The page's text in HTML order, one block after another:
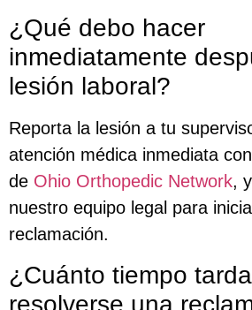
¿Qué debo hacer
inmediatamente
lesión laboral?
Reporta la lesión a tu
atención médica inmediata
de Ohio Orthopedic Network,
nuestro equipo legal para
reclamación.
¿Cuánto tiempo
resolverse una